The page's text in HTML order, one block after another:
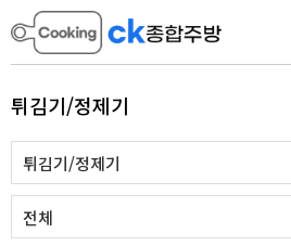
튀김기/정제기
튀김기/정제기
전체